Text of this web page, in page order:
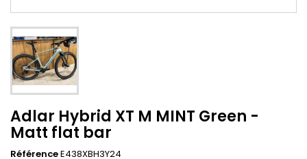
Adlar Hybrid XT M MINT Green -
Matt flat bar
RéférenceE438XBH3Y24